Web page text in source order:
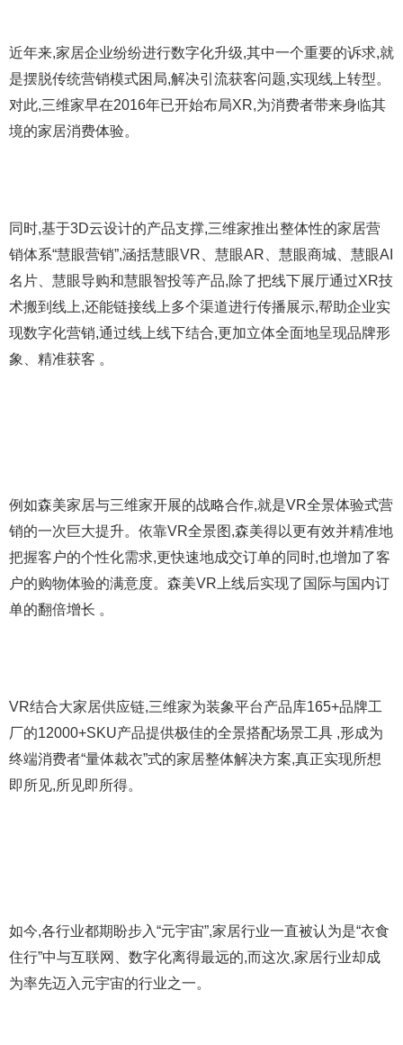
近年来,家居企业纷纷进行数字化升级,其中一个重要的诉求,就
是摆脱传统营销模式困局,解决引流获客问题,实现线上转型。
对此,三维家早在2016年已开始布局XR,为消费者带来身临其
境的家居消费体验。
同时,基于3D云设计的产品支撑,三维家推出整体性的家居营
销体系“慧眼营销”,涵括慧眼VR、慧眼AR、慧眼商城、慧眼AI
名片、慧眼导购和慧眼智投等产品,除了把线下展厅通过XR技
术搬到线上,还能链接线上多个渠道进行传播展示,帮助企业实
现数字化营销,通过线上线下结合,更加立体全面地呈现品牌形
象、精准获客 。
例如森美家居与三维家开展的战略合作,就是VR全景体验式营
销的一次巨大提升。依靠VR全景图,森美得以更有效并精准地
把握客户的个性化需求,更快速地成交订单的同时,也增加了客
户的购物体验的满意度。森美VR上线后实现了国际与国内订
单的翻倍增长 。
VR结合大家居供应链,三维家为装象平台产品库165+品牌工
厂的12000+SKU产品提供极佳的全景搭配场景工具 ,形成为
终端消费者“量体裁衣”式的家居整体解决方案,真正实现所想
即所见,所见即所得。
如今,各行业都期盼步入“元宇宙”,家居行业一直被认为是“衣食
住行”中与互联网、数字化离得最远的,而这次,家居行业却成
为率先迈入元宇宙的行业之一。